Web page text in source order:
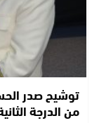
توشيح صدر
من الدرجة